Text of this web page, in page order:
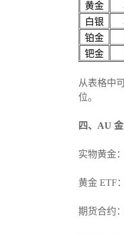
黄金
白银
铂金
钯金
从表格中
位。
四、AU
实物黄金
黄金 ETF
期货合约